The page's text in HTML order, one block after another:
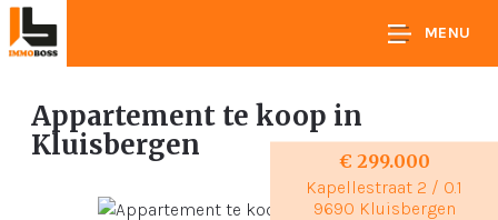
MENU
Appartement te koop in
Kluisbergen
€ 299.000
Kapellestraat 2 / 0.1
9690 Kluisbergen